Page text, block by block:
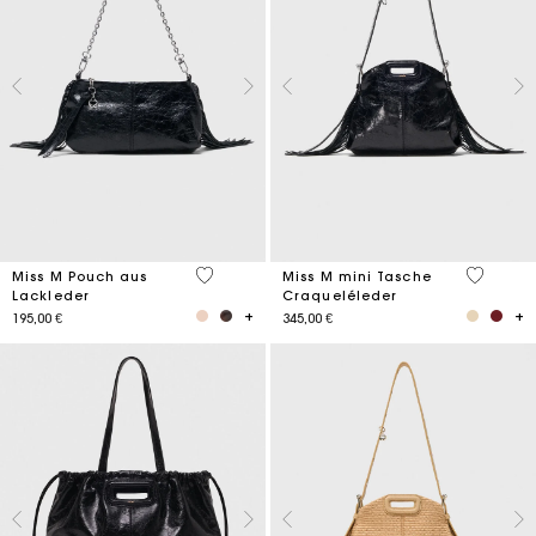
Miss M Pouch aus
Lackleder
195,00 €
3,8 out of 5 Customer Rating
Miss M mini Tasche
Craqueléleder
345,00 €
3,2 out